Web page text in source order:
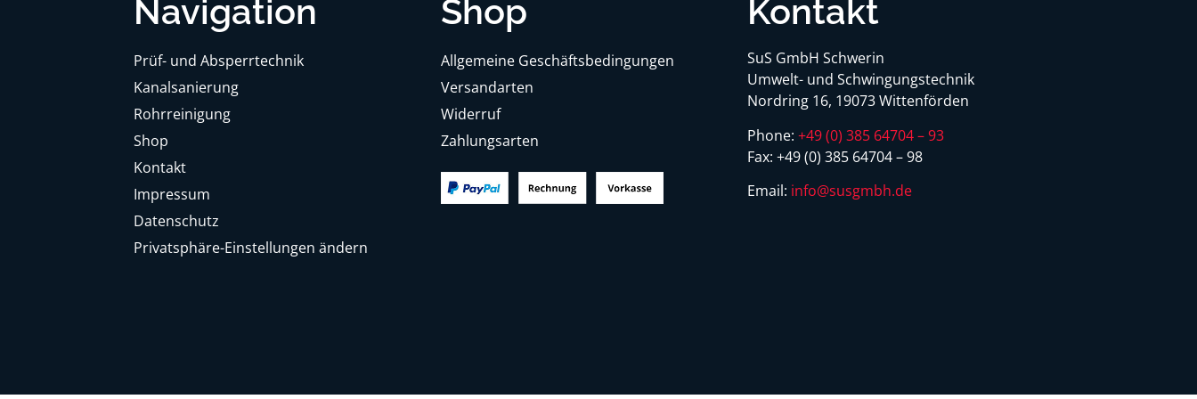
Navigation
Prüf- und Absperrtechnik
Kanalsanierung
Rohrreinigung
Shop
Kontakt
Impressum
Datenschutz
Privatsphäre-Einstellungen ändern
Shop
Allgemeine Geschäftsbedingungen
Versandarten
Widerruf
Zahlungsarten
Kontakt
SuS GmbH Schwerin
Umwelt- und Schwingungstechnik
Nordring 16, 19073 Wittenförden
Phone:+49 (0) 385 64704 – 93
Fax:+49 (0) 385 64704 – 98
Email: info@susgmbh.de